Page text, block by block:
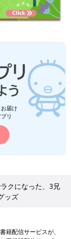
たちと過ごす時間
がら、フリーライ
像はイメージで
れる場合があり
マタニティライ
届け
リ
クになった、3兄
ッズ
籍配信サービスが、